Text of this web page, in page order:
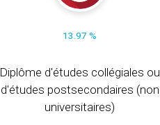
13.97 %
Diplôme d'études collégiales ou
d'études postsecondaires (non
universitaires)